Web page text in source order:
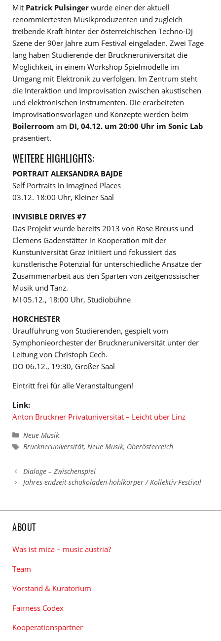
Mit Patrick Pulsinger wurde einer der aktuell
renommiertesten Musikproduzenten und zugleich
treibende Kraft hinter der österreichischen Techno-DJ
Szene der 90er Jahre zum Festival eingeladen. Zwei Tage
lang haben Studierende der Bruckneruniversität die
Möglichkeit, in einem Workshop Spielmodelle im
Umgang mit Elektronik zu verfolgen. Im Zentrum steht
die Interaktion und Improvisation zwischen akustischen
und elektronischen Instrumenten. Die erarbeiteten
Improvisationsvorlagen und Konzepte werden beim
Boilerroom am DI, 04.12. um 20:00 Uhr im Sonic Lab
präsentiert.
WEITERE HIGHLIGHTS:
PORTRAIT ALEKSANDRA BAJDE
Self Portraits in Imagined Places
03.12. 18:00 Uhr, Kleiner Saal
INVISIBLE DRIVES #7
Das Projekt wurde bereits 2013 von Rose Breuss und
Clemens Gadenstätter in Kooperation mit der
Kunstuniversität Graz initiiert und fokussiert das
künstlerische Potenzial für unterschiedliche Ansätze der
Zusammenarbeit aus den Sparten von zeitgenössischer
Musik und Tanz.
MI 05.12., 18:00 Uhr, Studiobühne
HORCHESTER
Uraufführung von Studierenden, gespielt vom
Symphonieorchester der Bruckneruniversität unter der
Leitung von Christoph Cech.
DO 06.12., 19:30, Großer Saal
Eintritt frei für alle Veranstaltungen!
Link:
Anton Bruckner Privatuniversität – Leicht über Linz
Kategorien
Neue Musik
Schlagwörter
Bruckneruniversität,Neue Musik, Oberösterreich
Dialoge – Zwischenspiel
Jahres-endzeit-schokoladen-hohlkörper / Kollektiv Festival
ABOUT
Was ist mica – music austria?
Team
Vorstand & Kuratorium
Fairness Codex
Kooperationspartner